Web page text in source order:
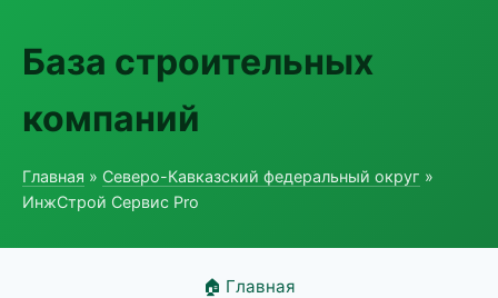
База строительных
компаний
Главная » Северо-Кавказский федеральный округ »
ИнжСтрой Сервис Pro
🏠 Главная